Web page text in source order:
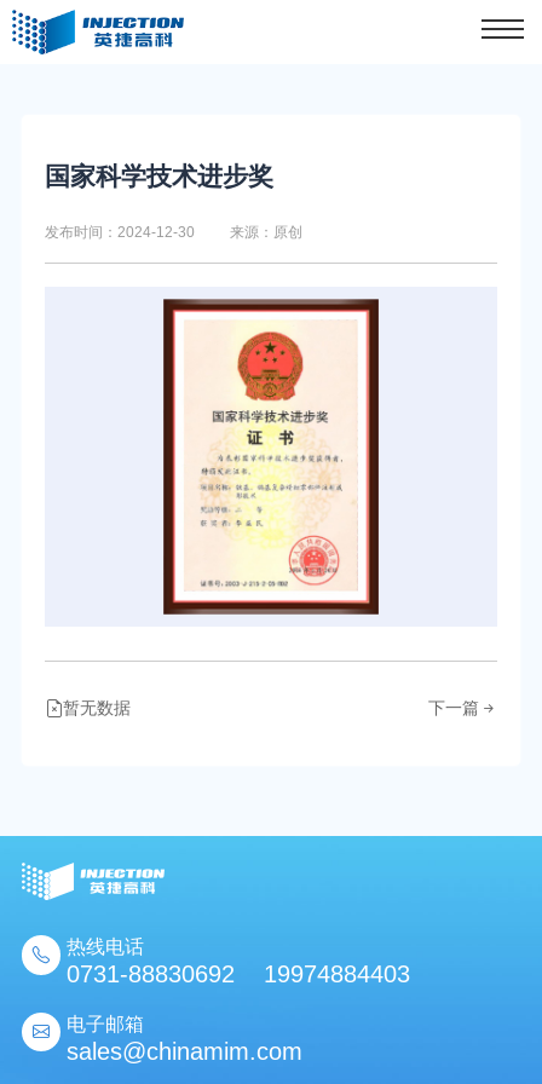
国家科学技术进步奖
发布时间：2024-12-30 来源：原创
暂无数据 下一篇
热线电话
0731-88830692 19974884403
电子邮箱
sales@chinamim.com